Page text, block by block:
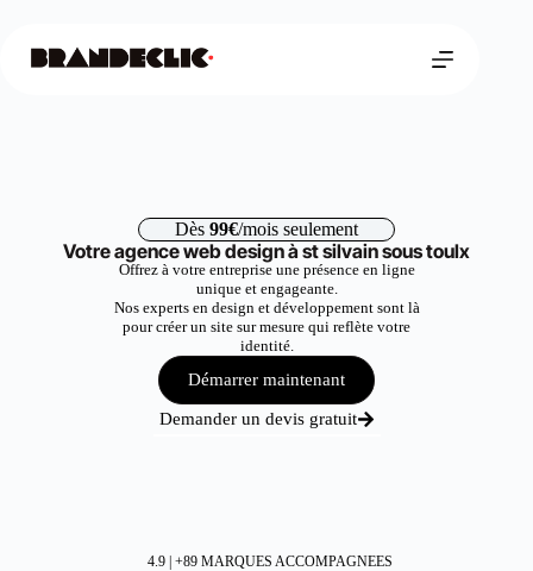
Dès 99€/mois seulement
Votre agence web design à st silvain sous toulx
Offrez à votre entreprise une présence en ligne
unique et engageante.
Nos experts en design et développement sont là
pour créer un site sur mesure qui reflète votre
identité.
Démarrer maintenant
Demander un devis gratuit
4.9 | +89 MARQUES ACCOMPAGNEES